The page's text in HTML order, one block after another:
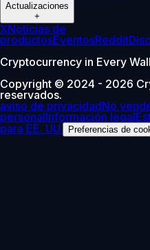
Actualizaciones
+
XNoticias de
productosEventosReddit
Cryptocurrency in Every
Copyright © 2024 - 2026
reservados.
aviso de privacidadNo
personalInformación legal
para EE. UU.
Preferencias de